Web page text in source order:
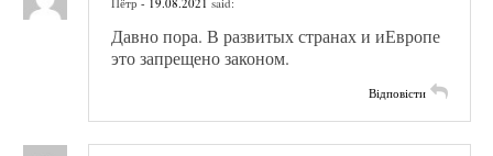
Давно пора. В развитых странах и иЕвропе
это запрещено законом.
Відповісти